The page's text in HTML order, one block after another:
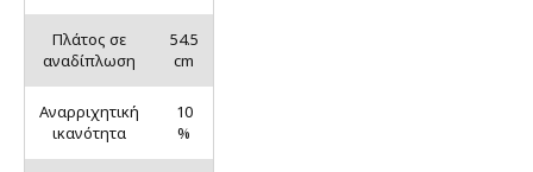
Πλάτος σε
αναδίπλωση
54.5
cm
Αναρριχητική
ικανότητα
10
%